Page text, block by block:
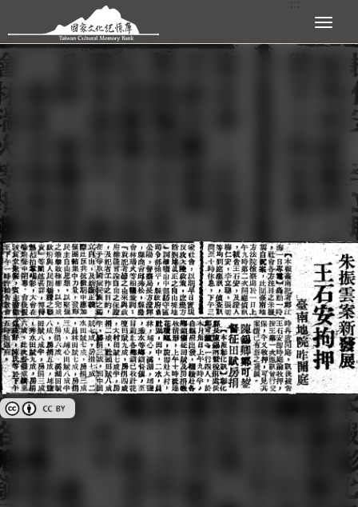
跳到主要內容區塊 展開選單
:::
創用CC姓名標示 3.0 台灣及其後版本(CC BY 3.0 TW +)